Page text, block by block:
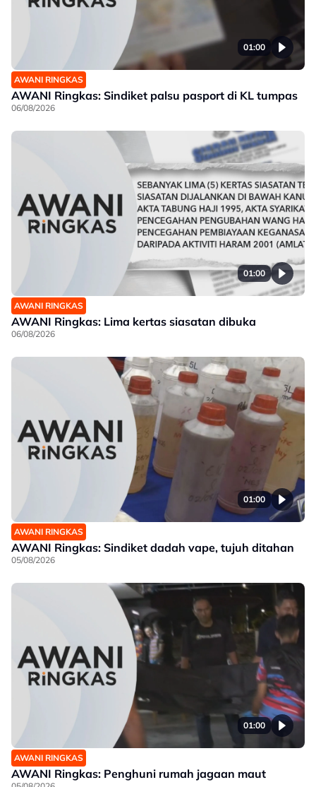
01:00
AWANI RINGKAS
AWANI Ringkas: Sindiket palsu pasport di KL tumpas
06/08/2026
01:00
AWANI RINGKAS
AWANI Ringkas: Lima kertas siasatan dibuka
06/08/2026
01:00
AWANI RINGKAS
AWANI Ringkas: Sindiket dadah vape, tujuh ditahan
05/08/2026
01:00
AWANI RINGKAS
AWANI Ringkas: Penghuni rumah jagaan maut